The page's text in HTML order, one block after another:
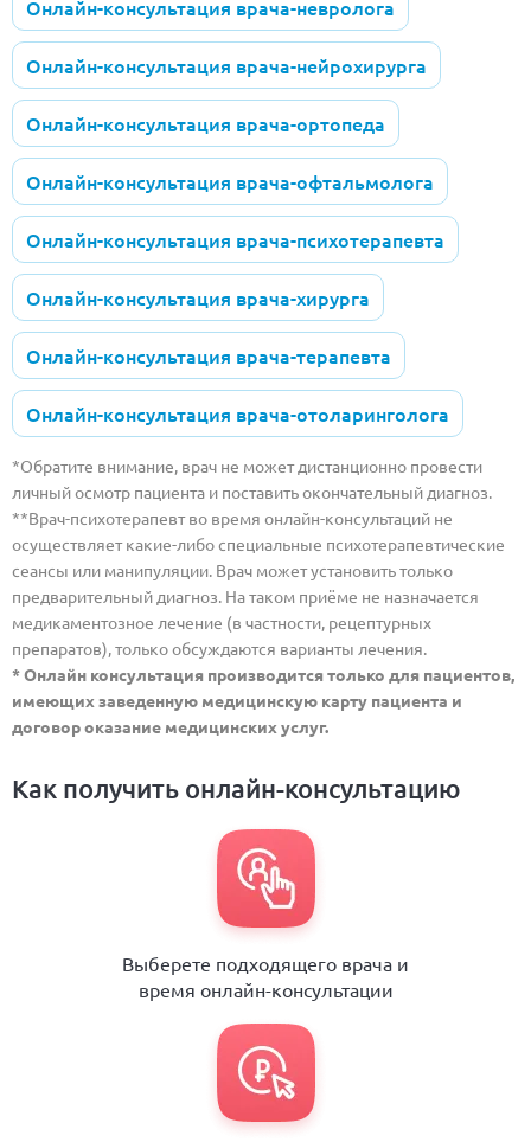
Онлайн-консультация врача-невролога
Онлайн-консультация врача-нейрохирурга
Онлайн-консультация врача-ортопеда
Онлайн-консультация врача-офтальмолога
Онлайн-консультация врача-психотерапевта
Онлайн-консультация врача-хирурга
Онлайн-консультация врача-терапевта
Онлайн-консультация врача-отоларинголога
*Обратите внимание, врач не может дистанционно провести
личный осмотр пациента и поставить окончательный диагноз.
**Врач-психотерапевт во время онлайн-консультаций не
осуществляет какие-либо специальные психотерапевтические
сеансы или манипуляции. Врач может установить только
предварительный диагноз. На таком приёме не назначается
медикаментозное лечение (в частности, рецептурных
препаратов), только обсуждаются варианты лечения.
* Онлайн консультация производится только для пациентов,
имеющих заведенную медицинскую карту пациента и
договор оказание медицинских услуг.
Как получить онлайн-консультацию
Выберете подходящего врача и
время онлайн-консультации